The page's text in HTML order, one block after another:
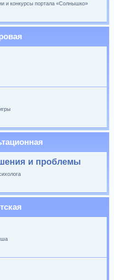
и конкурсы портала «Солнышко»
и проблемы